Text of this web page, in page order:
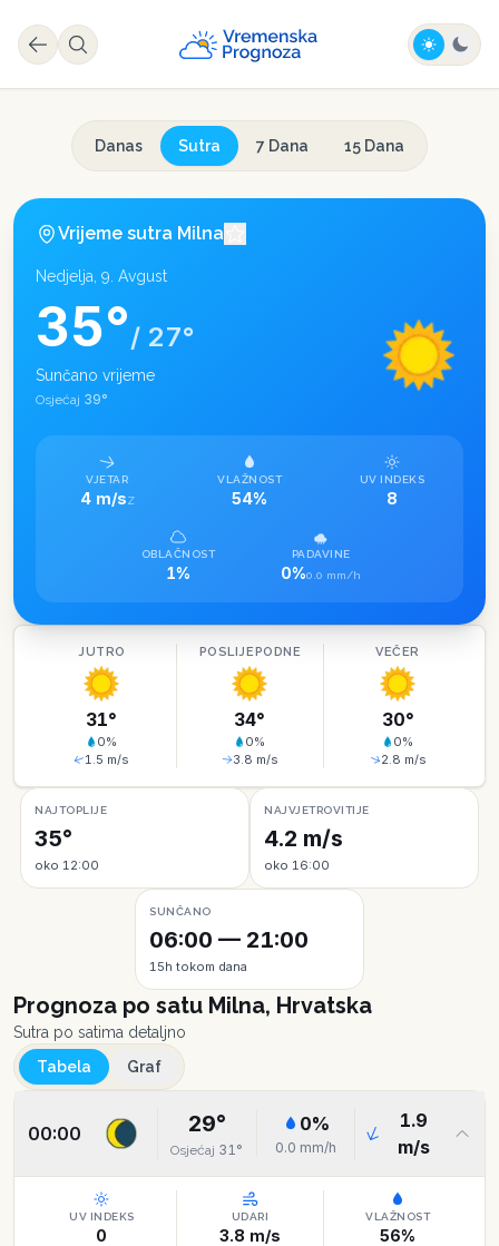
Danas Sutra 7 Dana 15 Dana
Vrijeme sutra Milna
Nedjelja, 9. Avgust
35°/ 27°
Sunčano vrijeme
Osjećaj 39°
VJETAR
4 m/sZ
VLAŽNOST
54%
UV INDEKS
8
OBLAČNOST
1%
PADAVINE
0%0.0 mm/h
JUTRO
31°
0%
1.5 m/s
POSLIJEPODNE
34°
0%
3.8 m/s
VEČER
30°
0%
2.8 m/s
NAJTOPLIJE
35°
oko 12:00
NAJVJETROVITIJE
4.2 m/s
oko 16:00
SUNČANO
06:00 — 21:00
15h tokom dana
Prognoza po satu Milna, Hrvatska
Sutra po satima detaljno
Tabela
Graf
00:00 29°
Osjećaj 31°
0%
0.0 mm/h
1.9
m/s
UV INDEKS
0
UDARI
3.8 m/s
VLAŽNOST
56%